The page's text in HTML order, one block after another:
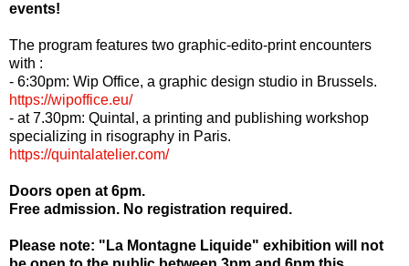
events!
The program features two graphic-edito-print encounters
with :
- 6:30pm: Wip Office, a graphic design studio in Brussels.
https://wipoffice.eu/
- at 7.30pm: Quintal, a printing and publishing workshop
specializing in risography in Paris.
https://quintalatelier.com/
Doors open at 6pm.
Free admission. No registration required.
Please note: "La Montagne Liquide" exhibition will not